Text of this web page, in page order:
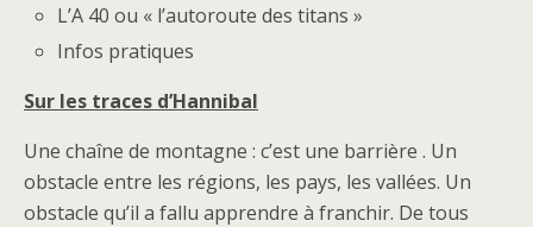
L’A 40 ou « l’autoroute des titans »
Infos pratiques
Sur les traces d’Hannibal
Une chaîne de montagne : c’est une barrière . Un
obstacle entre les régions, les pays, les vallées. Un
obstacle qu’il a fallu apprendre à franchir. De tous